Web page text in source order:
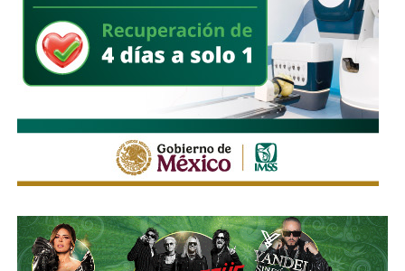
También lee:
Fiscalía indaga a policías municipales en
punto de venta de drogas